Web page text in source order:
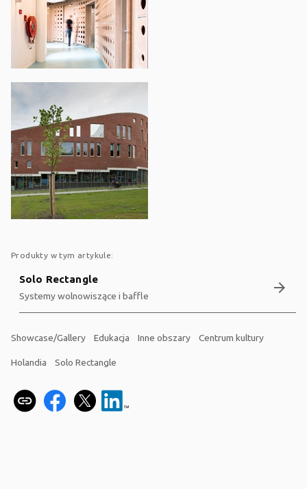
Produkty w tym artykule:
Solo Rectangle
Systemy wolnowiszące i baffle arrow_forward
Showcase/Gallery Edukacja Inne obszary Centrum kultury
Holandia Solo Rectangle